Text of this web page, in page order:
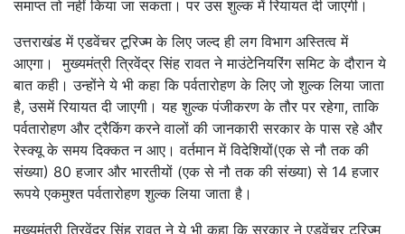
समाप्त तो नहीं किया जा सकता। पर उस शुल्क में रियायत दी जाएगी।
उत्तराखंड में एडवेंचर टूरिज्म के लिए जल्द ही लग विभाग अस्तित्व में
आएगा। मुख्यमंत्री त्रिवेंद्र सिंह रावत ने माउंटेनियरिंग समिट के दौरान ये
बात कही। उन्होंने ये भी कहा कि पर्वतारोहण के लिए जो शुल्क लिया जाता
है, उसमें रियायत दी जाएगी। यह शुल्क पंजीकरण के तौर पर रहेगा, ताकि
पर्वतारोहण और ट्रैकिंग करने वालों की जानकारी सरकार के पास रहे और
रेस्क्यू के समय दिक्कत न आए। वर्तमान में विदेशियों(एक से नौ तक की
संख्या) 80 हजार और भारतीयों (एक से नौ तक की संख्या) से 14 हजार
रूपये एकमुश्त पर्वतारोहण शुल्क लिया जाता है।
मुख्यमंत्री त्रिवेंद्र सिंह रावत ने ये भी कहा कि सरकार ने एडवेंचर टूरिज्म